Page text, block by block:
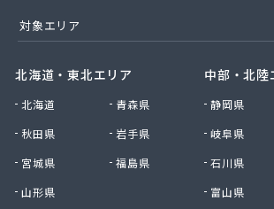
(株)小山グループ
(株)小長井治郎商店
(株)湘南菱油瓦斯
(株)植村商店
(株)深沢商会
(株)神奈中商事
(株)須賀商店
対象エリア
北海道・東北エリア
北海道
青森県
秋田県
岩手県
宮城県
福島県
山形県
中部・北陸
静岡県
岐阜県
石川県
富山県